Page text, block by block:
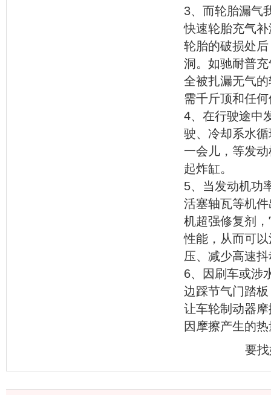
3、而轮胎漏气
快速轮胎充气
轮胎的破损处
洞。如驰耐普
全被扎漏无气
需千斤顶和任
4、在行驶途中
驶、冷却系水
一会儿，等发
起炸缸。
5、当发动机功
活塞轴瓦等机
机超强修复剂
性能，从而可
压、减少高速
6、因刷车或涉
边踩节气门踏
让车轮制动器
因摩擦产生的
要